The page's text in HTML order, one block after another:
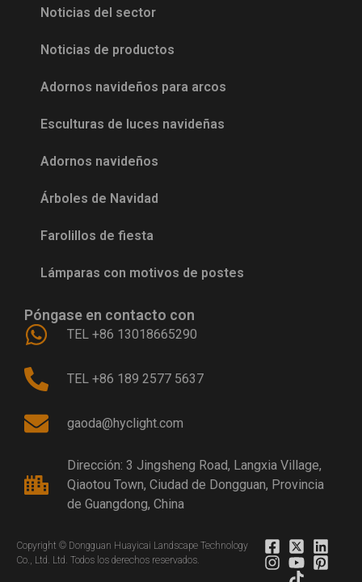
Noticias del sector
Noticias de productos
Adornos navideños para arcos
Esculturas de luces navideñas
Adornos navideños
Árboles de Navidad
Farolillos de fiesta
Lámparas con motivos de postes
Póngase en contacto con
TEL +86 13018665290
TEL +86 189 2577 5637
gaoda@hyclight.com
Dirección: 3 Jingsheng Road, Langxia Village,
Qiaotou Town, Ciudad de Dongguan, Provincia
de Guangdong, China
Copyright © Dongguan Huayicai Landscape Technology
Co., Ltd. Ltd. Todos los derechos reservados.